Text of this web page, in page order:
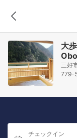
大
三好
779-
チェックイン